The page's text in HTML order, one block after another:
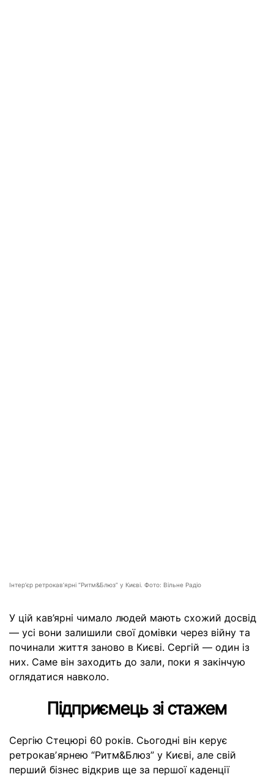
Інтерʼєр ретрокавʼярні “Ритм&Блюз” у Києві. Фото: Вільне Радіо
У цій кав’ярні чимало людей мають схожий досвід
— усі вони залишили свої домівки через війну та
починали життя заново в Києві. Сергій — один із
них. Саме він заходить до зали, поки я закінчую
оглядатися навколо.
Підприємець зі стажем
Сергію Стецюрі 60 років. Сьогодні він керує
ретрокавʼярнею “Ритм&Блюз” у Києві, але свій
перший бізнес відкрив ще за першої каденції